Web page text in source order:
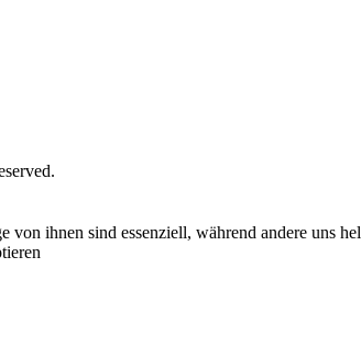
von ihnen sind essenziell, während andere uns